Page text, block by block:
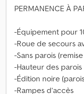
PERMANENCE À
-Équipement pour
-Roue de secours
-Sans parois
-Hauteur des
-Édition noire
-Rampes d’accès